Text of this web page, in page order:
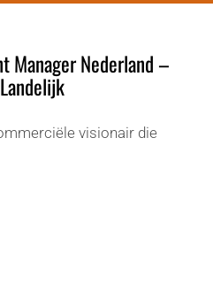
Manager Nederland –
visionair die